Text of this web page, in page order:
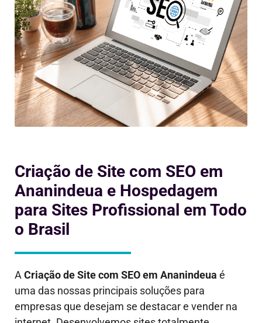
Criação de Site com SEO em
Ananindeua e Hospedagem
para Sites Profissional em Todo
o Brasil
ACriação de Site com SEO em Ananindeua é
uma das nossas principais soluções para
empresas que desejam se destacar e vender na